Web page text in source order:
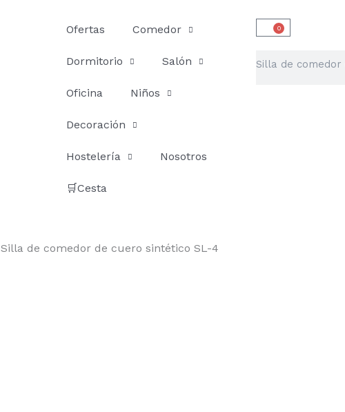
Ofertas Comedor
Dormitorio Salón
Oficina Niños
Decoración
Hostelería Nosotros
🛒Cesta
0
Carrito
Silla de comedor de cuero sintético SL-4